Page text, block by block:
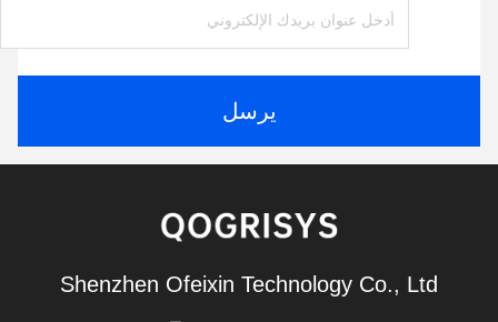
يرسل
Shenzhen Ofeixin Technology Co., Ltd